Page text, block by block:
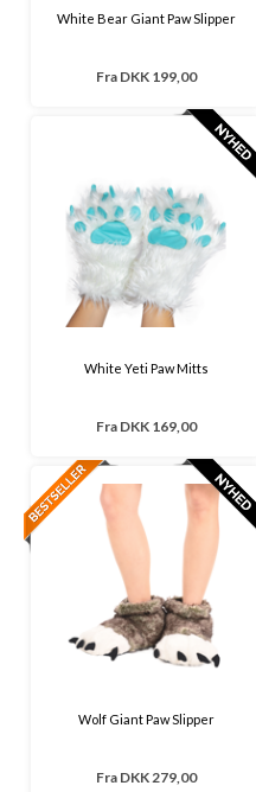
White Bear Giant Paw Slipper
Fra DKK 199,00
White Yeti Paw Mitts
Fra DKK 169,00
Wolf Giant Paw Slipper
Fra DKK 279,00